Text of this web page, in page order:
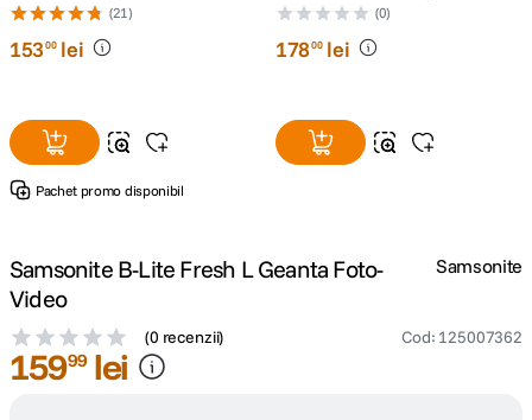
10 . godox
(21)
15300 lei
Pachet promo disponibil
(0)
17800 lei
Samsonite B-Lite Fresh L Geanta Foto-
Video
(0 recenzii) Cod: 125007362
Samsonite
15999 lei